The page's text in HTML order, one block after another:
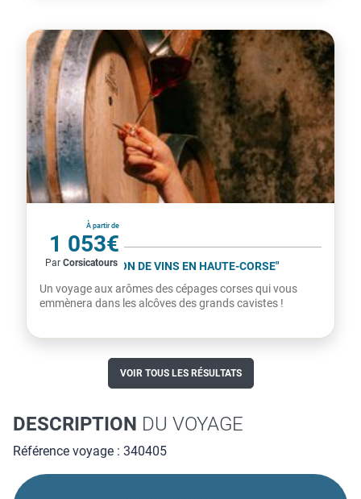
À partir de
1 053€
par personne
Par Corsicatours
France
CIRCUIT "PASSION DE VINS EN HAUTE-CORSE"
Un voyage aux arômes des cépages corses qui vous
emmènera dans les alcôves des grands cavistes !
VOIR TOUS LES RÉSULTATS
DESCRIPTION DU VOYAGE
Référence voyage : 340405